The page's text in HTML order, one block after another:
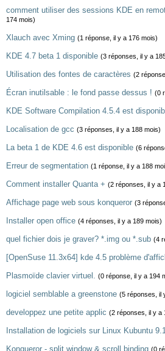
comment utiliser des sessions KDE en
174 mois)
Xlauch avec Xming (1 réponse, il y a 176 mois)
KDE 4.7 beta 1 disponible (3 réponses, il y a
Utilisation des fontes de caractères (2
Écran inutilsable : le fond passe dessus ! (0
KDE Software Compilation 4.5.4 est
Localisation de gcc (3 réponses, il y a 188 mois)
La beta 1 de KDE 4.6 est disponible (6
Erreur de segmentation (1 réponse, il y a 188
Comment installer Quanta + (2 réponses, il y a
Affichage page web sous konqueror (3
Installer open office (4 réponses, il y a 189 mois)
quel fichier dois je graver? *.img ou *.sub (4
[OpenSuse 11.3x64] kde 4.5 problème
Plasmoïde clavier virtuel. (0 réponse, il y a 194
logiciel semblable a greenstone (5 réponses, il
developpez une petite applic (2 réponses, il y a
Installation de logiciels sur Linux Kubuntu
Konqueror - split window & scroll binding (0